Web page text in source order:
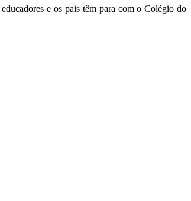
e os pais têm para com o Colégio do